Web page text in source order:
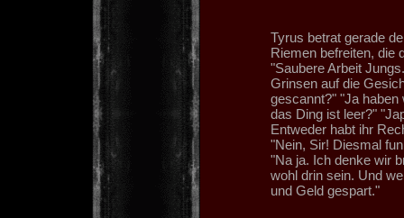
Tyrus betrat gerade
Riemen befreiten, die
"Saubere Arbeit
Grinsen auf die
gescannt?" "Ja haben
das Ding ist leer?"
Entweder habt ihr
"Nein, Sir! Diesmal
"Na ja. Ich denke wir
wohl drin sein. Und
und Geld gespart."